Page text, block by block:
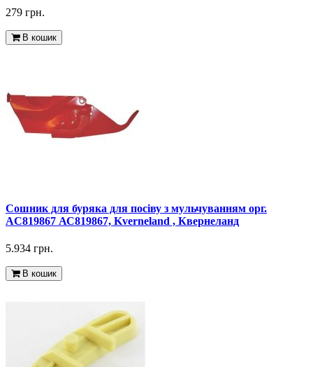
279 грн.
В кошик
Сошник для буряка для посіву з мульчуванням орг.
AC819867 АС819867, Kverneland , Квернеланд
5.934 грн.
В кошик